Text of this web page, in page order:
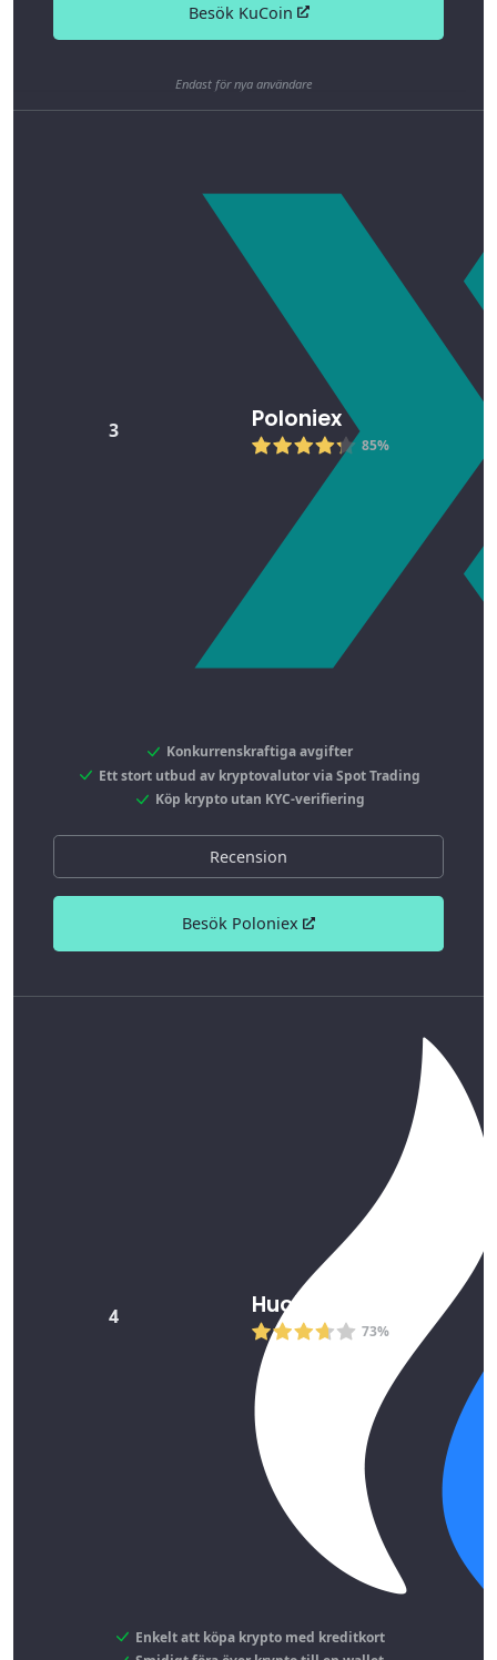
Besök KuCoin
Endast för nya användare
3 Poloniex
85%
Konkurrenskraftiga avgifter
Ett stort utbud av kryptovalutor via Spot Trading
Köp krypto utan KYC-verifiering
Recension
Besök Poloniex
4 Huobi
73%
Enkelt att köpa krypto med kreditkort